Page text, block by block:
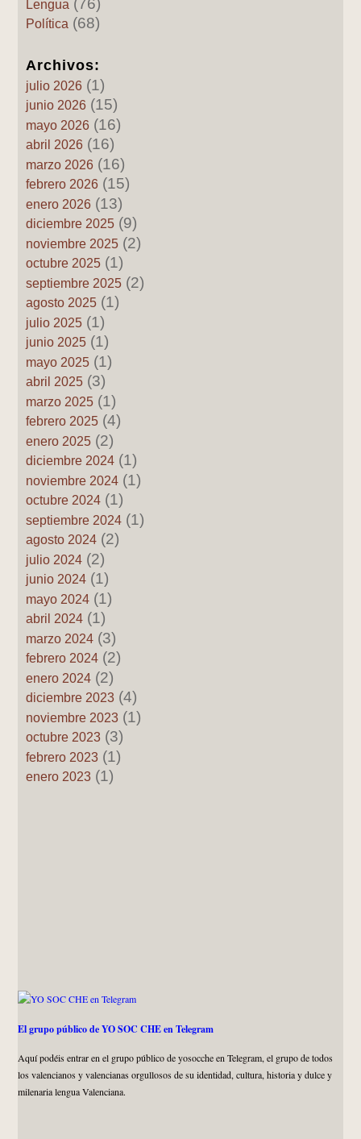
Lengua (76)
Política (68)
Archivos:
julio 2026 (1)
junio 2026 (15)
mayo 2026 (16)
abril 2026 (16)
marzo 2026 (16)
febrero 2026 (15)
enero 2026 (13)
diciembre 2025 (9)
noviembre 2025 (2)
octubre 2025 (1)
septiembre 2025 (2)
agosto 2025 (1)
julio 2025 (1)
junio 2025 (1)
mayo 2025 (1)
abril 2025 (3)
marzo 2025 (1)
febrero 2025 (4)
enero 2025 (2)
diciembre 2024 (1)
noviembre 2024 (1)
octubre 2024 (1)
septiembre 2024 (1)
agosto 2024 (2)
julio 2024 (2)
junio 2024 (1)
mayo 2024 (1)
abril 2024 (1)
marzo 2024 (3)
febrero 2024 (2)
enero 2024 (2)
diciembre 2023 (4)
noviembre 2023 (1)
octubre 2023 (3)
febrero 2023 (1)
enero 2023 (1)
El grupo público de YO SOC CHE en Telegram
Aquí podéis entrar en el grupo público de yosocche en Telegram, el grupo de todos
los valencianos y valencianas orgullosos de su identidad, cultura, historia y dulce y
milenaria lengua Valenciana.